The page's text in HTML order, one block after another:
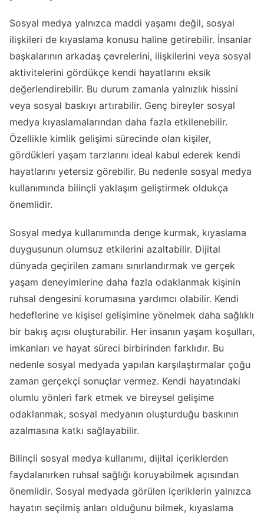
Sosyal medya yalnızca maddi yaşamı değil, sosyal
ilişkileri de kıyaslama konusu haline getirebilir. İnsanlar
başkalarının arkadaş çevrelerini, ilişkilerini veya sosyal
aktivitelerini gördükçe kendi hayatlarını eksik
değerlendirebilir. Bu durum zamanla yalnızlık hissini
veya sosyal baskıyı artırabilir. Genç bireyler sosyal
medya kıyaslamalarından daha fazla etkilenebilir.
Özellikle kimlik gelişimi sürecinde olan kişiler,
gördükleri yaşam tarzlarını ideal kabul ederek kendi
hayatlarını yetersiz görebilir. Bu nedenle sosyal medya
kullanımında bilinçli yaklaşım geliştirmek oldukça
önemlidir.
Sosyal medya kullanımında denge kurmak, kıyaslama
duygusunun olumsuz etkilerini azaltabilir. Dijital
dünyada geçirilen zamanı sınırlandırmak ve gerçek
yaşam deneyimlerine daha fazla odaklanmak kişinin
ruhsal dengesini korumasına yardımcı olabilir. Kendi
hedeflerine ve kişisel gelişimine yönelmek daha sağlıklı
bir bakış açısı oluşturabilir. Her insanın yaşam koşulları,
imkanları ve hayat süreci birbirinden farklıdır. Bu
nedenle sosyal medyada yapılan karşılaştırmalar çoğu
zaman gerçekçi sonuçlar vermez. Kendi hayatındaki
olumlu yönleri fark etmek ve bireysel gelişime
odaklanmak, sosyal medyanın oluşturduğu baskının
azalmasına katkı sağlayabilir.
Bilinçli sosyal medya kullanımı, dijital içeriklerden
faydalanırken ruhsal sağlığı koruyabilmek açısından
önemlidir. Sosyal medyada görülen içeriklerin yalnızca
hayatın seçilmiş anları olduğunu bilmek, kıyaslama